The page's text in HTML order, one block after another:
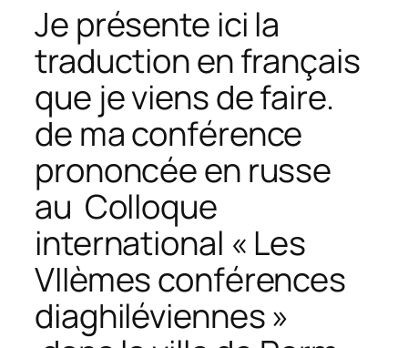
Je présente ici la
traduction en français
que je viens de faire.
de ma conférence
prononcée en russe
au Colloque
international « Les
VIIèmes conférences
diaghiléviennes »